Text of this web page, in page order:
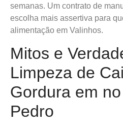
semanas. Um contrato de
escolha mais assertiva para
alimentação em Valinhos.
Mitos e
Limpeza de
Gordura em
Pedro